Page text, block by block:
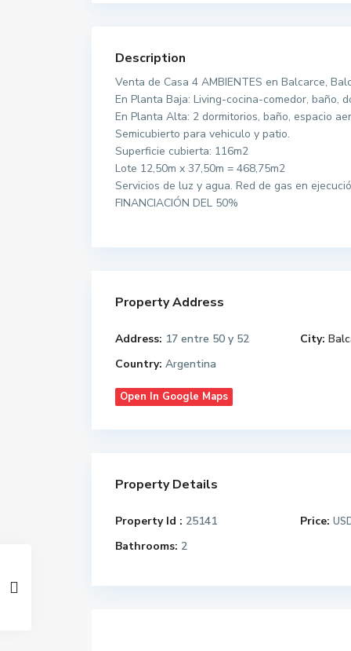
Description
Venta de Casa 4 AMBIENTES en Balcarce,
En Planta Baja: Living-cocina-comedor, baño,
En Planta Alta: 2 dormitorios, baño, espacio
Semicubierto para vehiculo y patio.
Superficie cubierta: 116m2
Lote 12,50m x 37,50m = 468,75m2
Servicios de luz y agua. Red de gas en
FINANCIACIÓN DEL 50%
Property Address
Address: 17 entre 50 y 52 City:
Country: Argentina
Open In Google Maps
Property Details
Property Id : 25141 Price:
Bathrooms: 2